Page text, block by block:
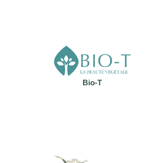
Bio-T